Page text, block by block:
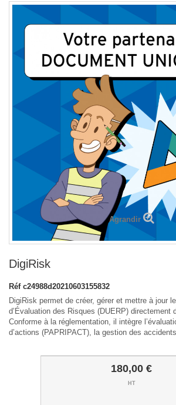
Agrandir
DigiRisk
Réf c24988d20210603155832
DigiRisk permet de créer, gérer et mettre à jour
d’Évaluation des Risques (DUERP) directement
Conforme à la réglementation, il intègre
d’actions (PAPRIPACT), la gestion des
180,00 €
HT